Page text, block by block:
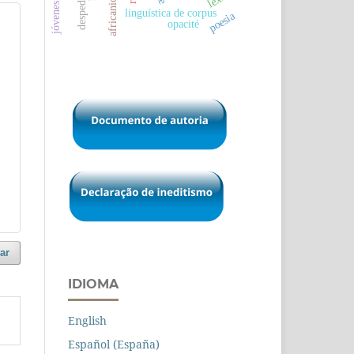
linguística de corpus
opacité poesia
IDIOMA
English
Español (España)